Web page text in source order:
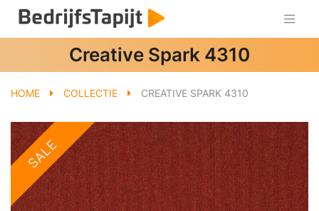
Creative Spark 4310
HOME COLLECTIE CREATIVE SPARK 4310
SALE